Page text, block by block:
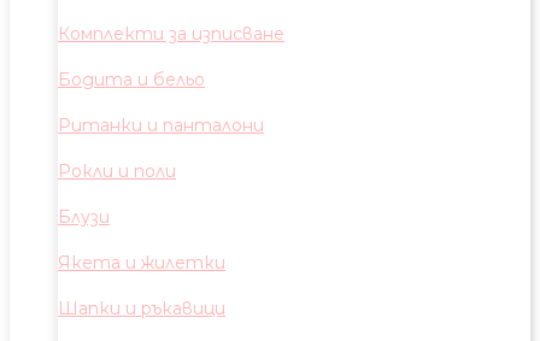
Комплекти за изписване
Бодита и бельо
Ританки и панталони
Рокли и поли
Блузи
Якета и жилетки
Шапки и ръкавици